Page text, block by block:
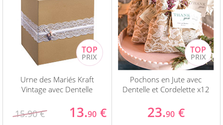
Urne des Mariés Kraft
Vintage avec Dentelle
15.90 € 13.90 €
Pochons en Jute avec
Dentelle et Cordelette x12
23.90 €